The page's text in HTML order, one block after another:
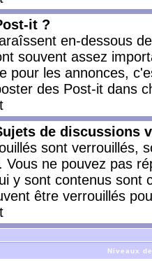
it ?
en-dessous
souvent assez
pour les annonces,
des Post-it dans
de discussions
sont verrouillés,
Vous ne pouvez pas
y sont contenus
être verrouillés
Niveaux